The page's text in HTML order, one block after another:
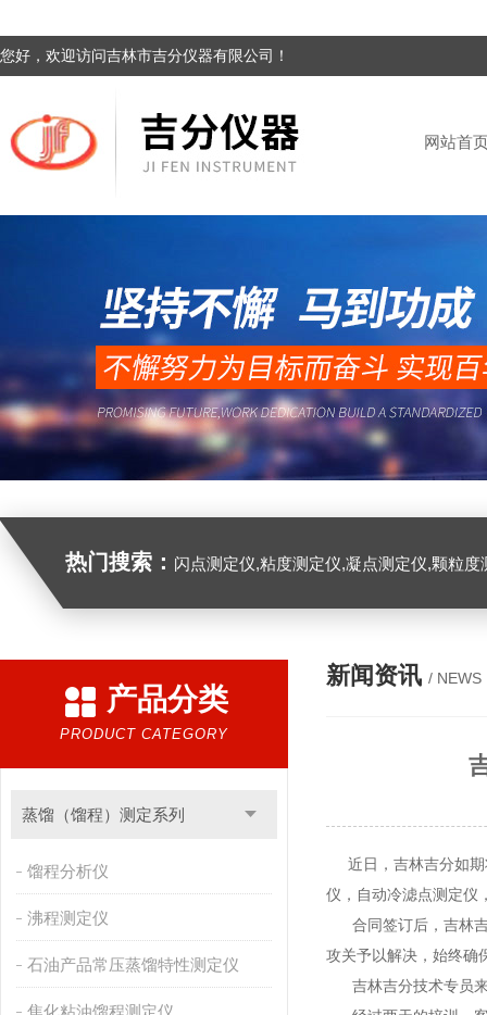
您好，欢迎访问吉林市吉分仪器有限公司！
网站首
热门搜索： 闪点测定仪,粘度测定仪,凝点测定仪,颗粒
产品分类
PRODUCT CATEGORY
蒸馏（馏程）测定系列
馏程分析仪
沸程测定仪
石油产品常压蒸馏特性测定仪
焦化粘油馏程测定仪
新闻资讯 / NEWS
近日，吉林吉分如期
仪，自动冷滤点测定仪
合同签订后，吉林吉
攻关予以解决，始终确
吉林吉分技术专员来